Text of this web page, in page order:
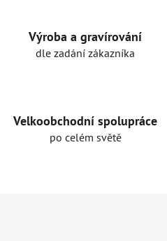
Výroba a gravírování
dle zadání zákazníka
Velkoobchodní spolupráce
po celém světě